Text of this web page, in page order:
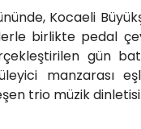
Kocaeli
birlikte pedal
gün
manzarası
trio müzik